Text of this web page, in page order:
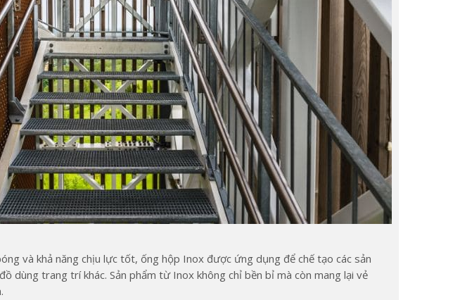
và khả năng chịu lực tốt, ống hộp Inox được ứng dụng để chế tạo các sản
dùng trang trí khác. Sản phẩm từ Inox không chỉ bền bỉ mà còn mang lại vẻ